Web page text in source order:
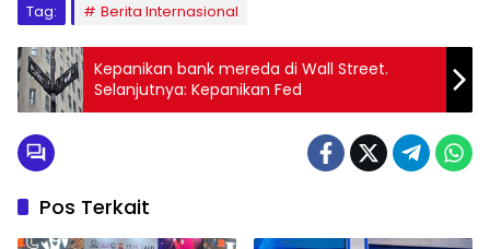
Tag: Berita Internasional
Kepanikan bank mereda di Wall Street.
Selanjutnya: Kepanikan Fed
Pos Terkait